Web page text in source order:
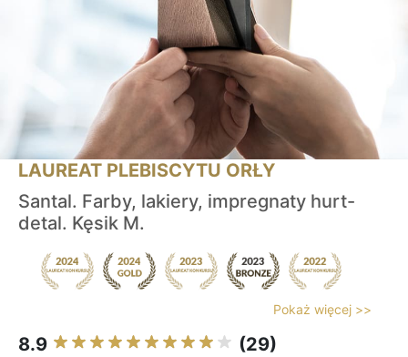
LAUREAT PLEBISCYTU ORŁY
Santal. Farby, lakiery, impregnaty hurt-
detal. Kęsik M.
Pokaż więcej >>
8.9 (29)